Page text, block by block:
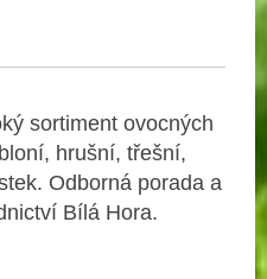
sortiment ovocných
hrušní, třešní,
Odborná porada a
Bílá Hora.